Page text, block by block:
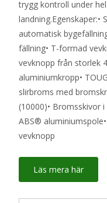
trygg kontroll under
landning.Egenskaper:•
automatisk
fällning• T-formad
vevknopp från storlek
aluminiumkropp•
slirbroms med
(10000)• Bromsskivor
ABS®
vevknopp
Läs mera här